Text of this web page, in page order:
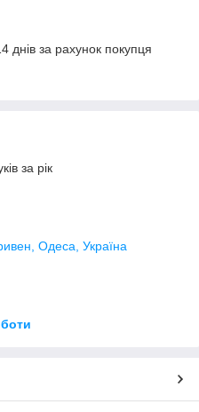
днів за рахунок покупця
за рік
Одеса, Україна